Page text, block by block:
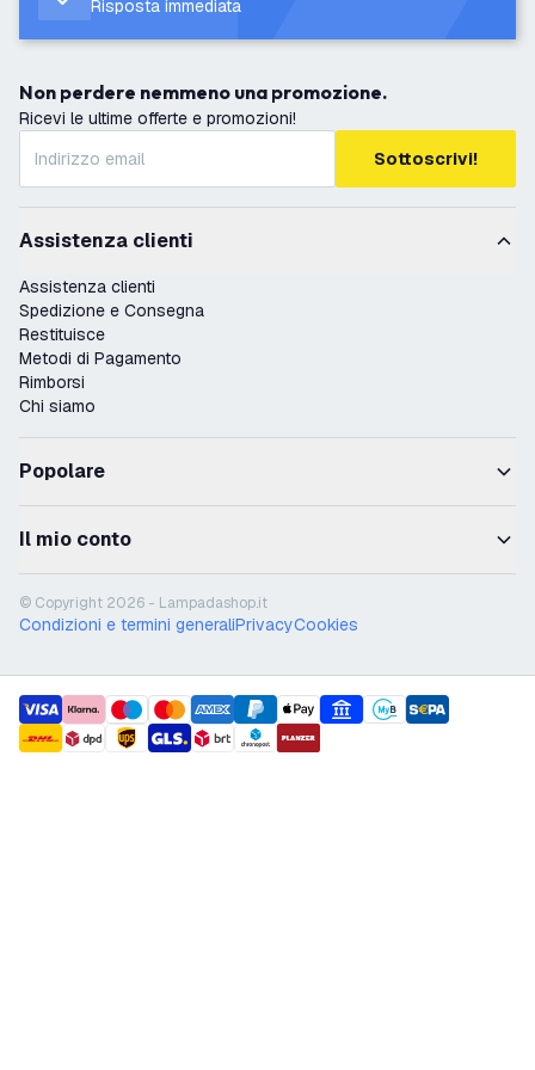
Risposta immediata
Non perdere nemmeno una promozione.
Ricevi le ultime offerte e promozioni!
Sottoscrivi!
Assistenza clienti
Assistenza clienti
Spedizione e Consegna
Restituisce
Metodi di Pagamento
Rimborsi
Chi siamo
Popolare
Il mio conto
© Copyright 2026 - Lampadashop.it
Condizioni e termini generaliPrivacyCookies
payment methods
shipment methods